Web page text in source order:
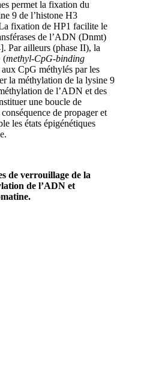
permet la fixation du
9 de l’histone H3
fixation de HP1 facilite le
de l’ADN (Dnmt)
Par ailleurs (phase II), la
(methyl-CpG-binding
CpG méthylés par les
la méthylation de la lysine 9
de l’ADN et des
une boucle de
de propager et
les états épigénétiques
de verrouillage de la
de l’ADN et